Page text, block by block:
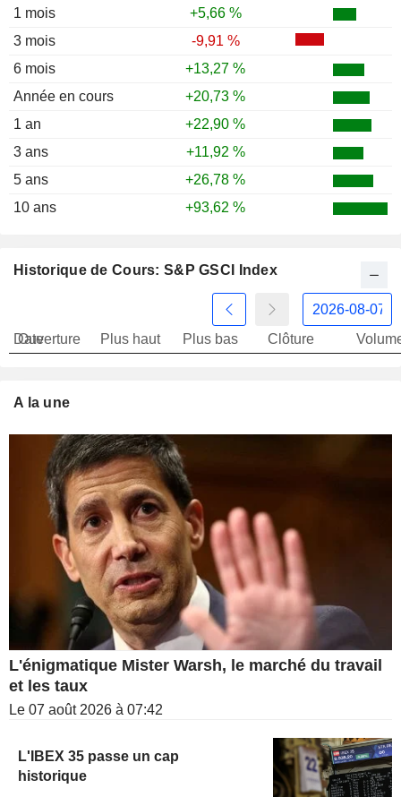
1 mois
+5,66 %
3 mois
-9,91 %
6 mois
+13,27 %
Année en cours
+20,73 %
1 an
+22,90 %
3 ans
+11,92 %
5 ans
+26,78 %
10 ans
+93,62 %
Historique de Cours: S&P GSCI Index
Date
Ouverture Plus haut Plus bas Clôture
A la une
L'énigmatique Mister Warsh, le marché du travail
et les taux
Le 07 août 2026 à 07:42
L'IBEX 35 passe un cap
historique